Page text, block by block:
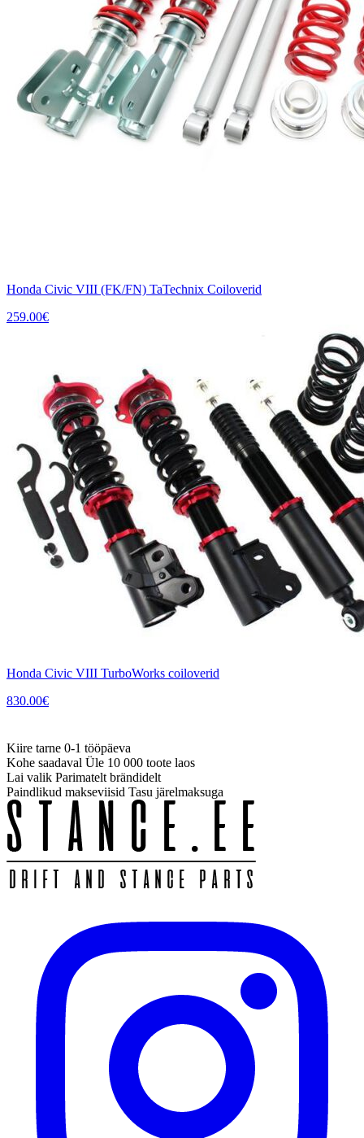
Honda Civic VIII (FK/FN) TaTechnix Coiloverid
259.00€
Honda Civic VIII TurboWorks coiloverid
830.00€
Kiire tarne 0-1 tööpäeva
Kohe saadaval Üle 10 000 toote laos
Lai valik Parimatelt brändidelt
Paindlikud makseviisid Tasu järelmaksuga